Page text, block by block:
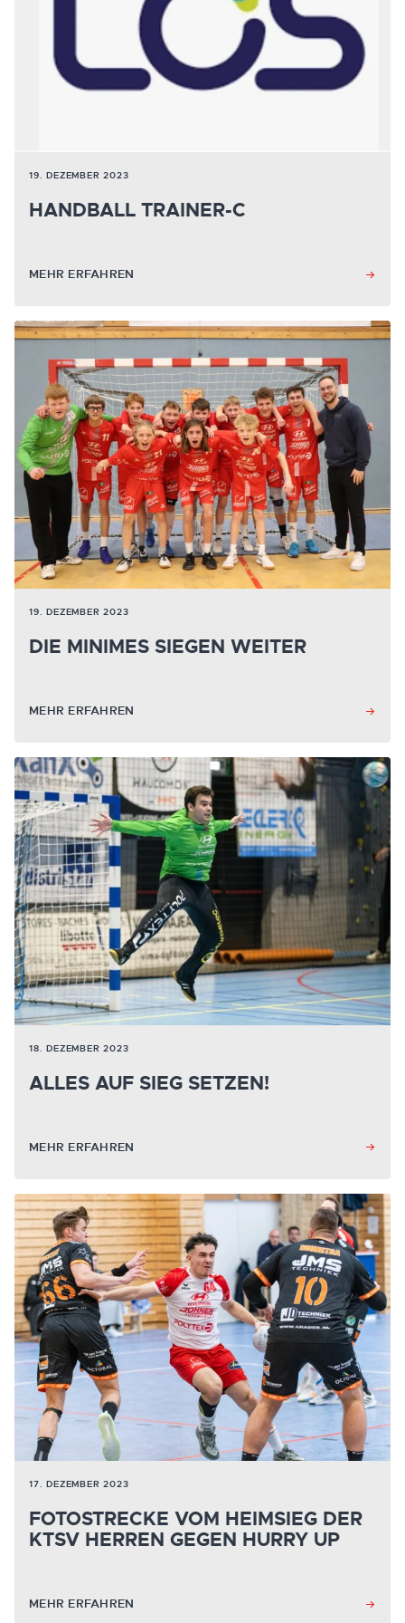
19. DEZEMBER 2023
HANDBALL TRAINER-C
MEHR ERFAHREN
19. DEZEMBER 2023
DIE MINIMES SIEGEN WEITER
MEHR ERFAHREN
18. DEZEMBER 2023
ALLES AUF SIEG SETZEN!
MEHR ERFAHREN
17. DEZEMBER 2023
FOTOSTRECKE VOM HEIMSIEG DER
KTSV HERREN GEGEN HURRY UP
MEHR ERFAHREN